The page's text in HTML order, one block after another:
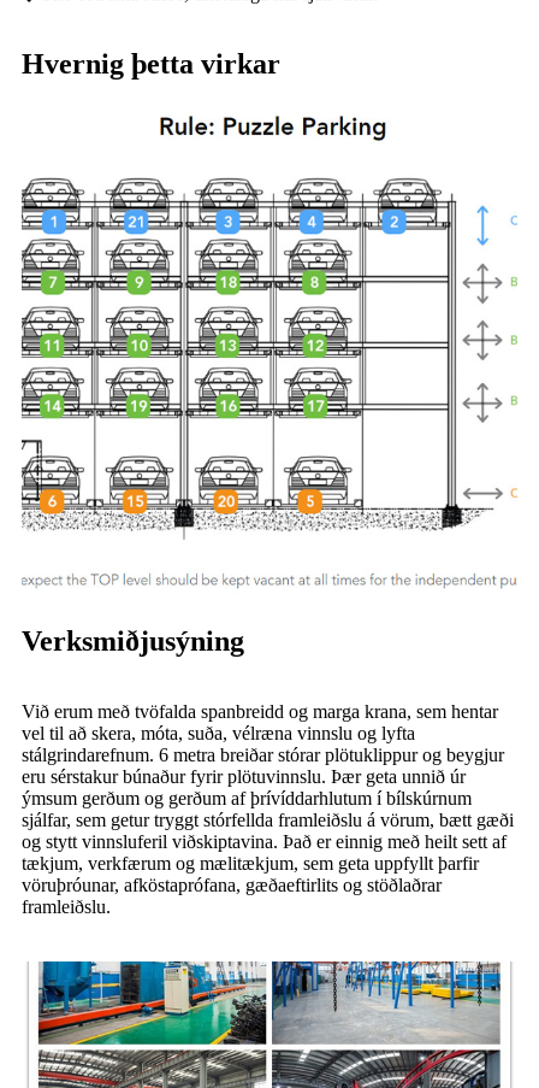
Hvernig þetta virkar
Verksmiðjusýning
Við erum með tvöfalda spanbreidd og marga krana, sem hentar
vel til að skera, móta, suða, vélræna vinnslu og lyfta
stálgrindarefnum. 6 metra breiðar stórar plötuklippur og beygjur
eru sérstakur búnaður fyrir plötuvinnslu. Þær geta unnið úr
ýmsum gerðum og gerðum af þrívíddarhlutum í bílskúrnum
sjálfar, sem getur tryggt stórfellda framleiðslu á vörum, bætt gæði
og stytt vinnsluferil viðskiptavina. Það er einnig með heilt sett af
tækjum, verkfærum og mælitækjum, sem geta uppfyllt þarfir
vöruþróunar, afköstaprófana, gæðaeftirlits og stöðlaðrar
framleiðslu.